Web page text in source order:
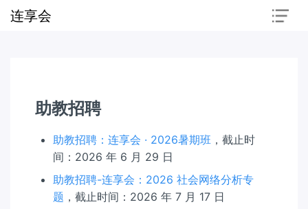
连享会
助教招聘
助教招聘：连享会 · 2026暑期班 ，截止时
间：2026 年 6 月 29 日
助教招聘-连享会：2026 社会网络分析专
题 ，截止时间：2026 年 7 月 17 日